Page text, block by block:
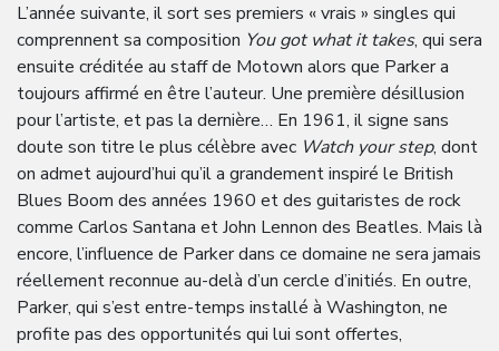
L’année suivante, il sort ses premiers « vrais » singles qui
comprennent sa composition You got what it takes, qui sera
ensuite créditée au staff de Motown alors que Parker a
toujours affirmé en être l’auteur. Une première désillusion
pour l’artiste, et pas la dernière… En 1961, il signe sans
doute son titre le plus célèbre avec Watch your step, dont
on admet aujourd’hui qu’il a grandement inspiré le British
Blues Boom des années 1960 et des guitaristes de rock
comme Carlos Santana et John Lennon des Beatles. Mais là
encore, l’influence de Parker dans ce domaine ne sera jamais
réellement reconnue au-delà d’un cercle d’initiés. En outre,
Parker, qui s’est entre-temps installé à Washington, ne
profite pas des opportunités qui lui sont offertes,